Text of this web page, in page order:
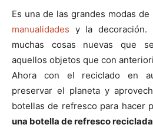
r
e
n
r
)
r
e
n
r
e
n
t
Es una de las grandes modas
manualidades y la decoración.
muchas cosas nuevas que
aquellos objetos que con
Ahora con el reciclado en
preservar el planeta y
botellas de refresco para hacer
una botella de refresco